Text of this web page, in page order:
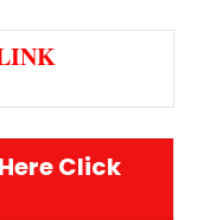
Here Click